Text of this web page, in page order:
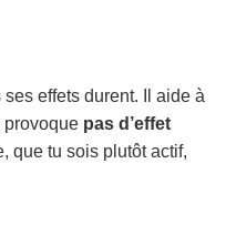
effets durent. Il aide à
provoque pas d’effet
que tu sois plutôt actif,